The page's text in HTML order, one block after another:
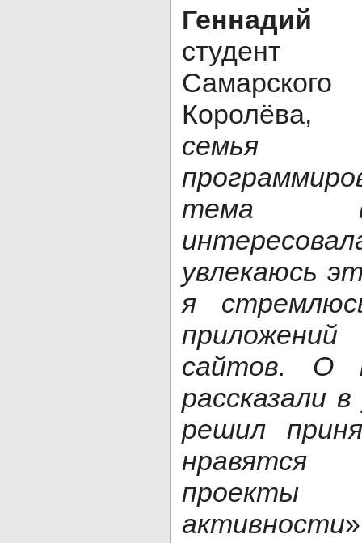
студент
Самарского
Королёва,
семья
тема
увлекаюсь
я
сайтов. О
рассказали
решил
проекты
активности